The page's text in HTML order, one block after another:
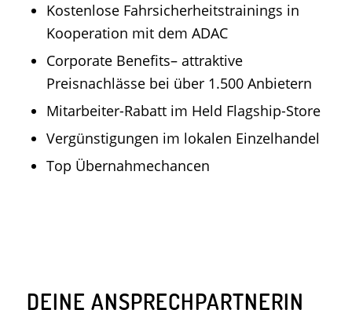
Kostenlose Fahrsicherheitstrainings in
Kooperation mit dem ADAC
Corporate Benefits– attraktive
Preisnachlässe bei über 1.500 Anbietern
Mitarbeiter-Rabatt im Held Flagship-Store
Vergünstigungen im lokalen Einzelhandel
Top Übernahmechancen
DEINE ANSPRECHPARTNERIN